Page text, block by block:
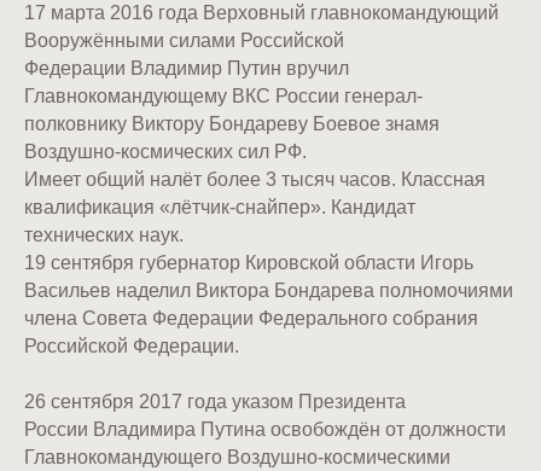
17 марта 2016 года Верховный главнокомандующий
Вооружёнными силами Российской
Федерации Владимир Путин вручил
Главнокомандующему ВКС России генерал-
полковнику Виктору Бондареву Боевое знамя
Воздушно-космических сил РФ.
Имеет общий налёт более 3 тысяч часов. Классная
квалификация «лётчик-снайпер». Кандидат
технических наук.
19 сентября губернатор Кировской области Игорь
Васильев наделил Виктора Бондарева полномочиями
члена Совета Федерации Федерального собрания
Российской Федерации.
26 сентября 2017 года указом Президента
России Владимира Путина освобождён от должности
Главнокомандующего Воздушно-космическими